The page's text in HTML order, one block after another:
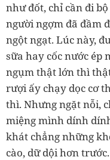
như đốt, chỉ cần đi
người ngợm đã đầm
ngột ngạt. Lúc này,
sữa hay cốc nước ép
ngụm thật lớn thì
rượi ấy chạy dọc cơ
thì. Nhưng ngặt nỗi,
miệng mình dính
khát chẳng những
cào, dữ dội hơn trước.